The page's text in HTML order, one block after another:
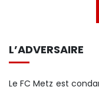
L’ADVERSAIRE
Le FC Metz est